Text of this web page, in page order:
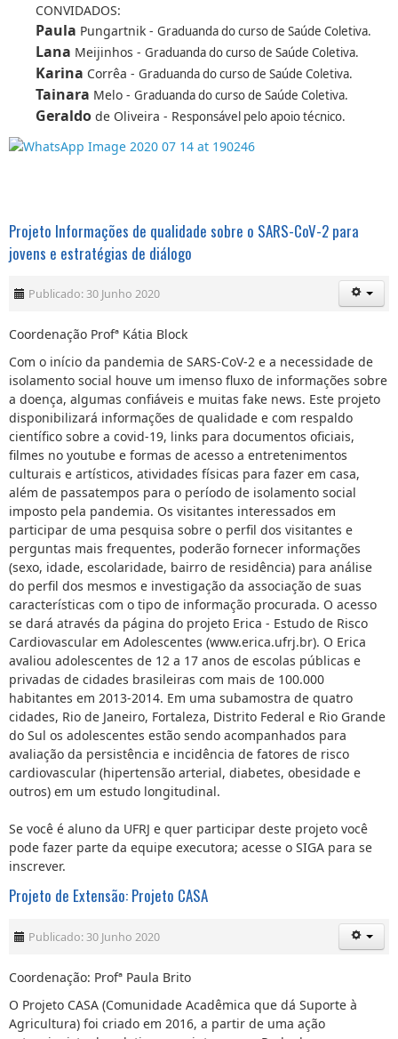
CONVIDADOS:
Paula Pungartnik - Graduanda do curso de Saúde Coletiva.
Lana Meijinhos - Graduanda do curso de Saúde Coletiva.
Karina Corrêa - Graduanda do curso de Saúde Coletiva.
Tainara Melo - Graduanda do curso de Saúde Coletiva.
Geraldo de Oliveira - Responsável pelo apoio técnico.
Projeto Informações de qualidade sobre o SARS-CoV-2 para
jovens e estratégias de diálogo
Publicado: 30 Junho 2020
Coordenação Profª Kátia Block
Com o início da pandemia de SARS-CoV-2 e a necessidade de
isolamento social houve um imenso fluxo de informações sobre
a doença, algumas confiáveis e muitas fake news. Este projeto
disponibilizará informações de qualidade e com respaldo
científico sobre a covid-19, links para documentos oficiais,
filmes no youtube e formas de acesso a entretenimentos
culturais e artísticos, atividades físicas para fazer em casa,
além de passatempos para o período de isolamento social
imposto pela pandemia. Os visitantes interessados em
participar de uma pesquisa sobre o perfil dos visitantes e
perguntas mais frequentes, poderão fornecer informações
(sexo, idade, escolaridade, bairro de residência) para análise
do perfil dos mesmos e investigação da associação de suas
características com o tipo de informação procurada. O acesso
se dará através da página do projeto Erica - Estudo de Risco
Cardiovascular em Adolescentes (www.erica.ufrj.br). O Erica
avaliou adolescentes de 12 a 17 anos de escolas públicas e
privadas de cidades brasileiras com mais de 100.000
habitantes em 2013-2014. Em uma subamostra de quatro
cidades, Rio de Janeiro, Fortaleza, Distrito Federal e Rio Grande
do Sul os adolescentes estão sendo acompanhados para
avaliação da persistência e incidência de fatores de risco
cardiovascular (hipertensão arterial, diabetes, obesidade e
outros) em um estudo longitudinal.
Se você é aluno da UFRJ e quer participar deste projeto você
pode fazer parte da equipe executora; acesse o SIGA para se
inscrever.
Projeto de Extensão: Projeto CASA
Publicado: 30 Junho 2020
Coordenação: Profª Paula Brito
O Projeto CASA (Comunidade Acadêmica que dá Suporte à
Agricultura) foi criado em 2016, a partir de uma ação